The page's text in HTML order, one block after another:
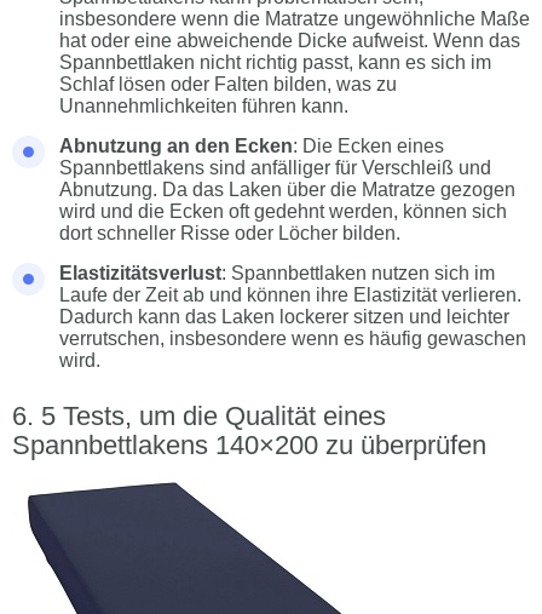
insbesondere wenn die Matratze ungewöhnliche Maße
hat oder eine abweichende Dicke aufweist. Wenn das
Spannbettlaken nicht richtig passt, kann es sich im
Schlaf lösen oder Falten bilden, was zu
Unannehmlichkeiten führen kann.
Abnutzung an den Ecken: Die Ecken eines
Spannbettlakens sind anfälliger für Verschleiß und
Abnutzung. Da das Laken über die Matratze gezogen
wird und die Ecken oft gedehnt werden, können sich
dort schneller Risse oder Löcher bilden.
Elastizitätsverlust: Spannbettlaken nutzen sich im
Laufe der Zeit ab und können ihre Elastizität verlieren.
Dadurch kann das Laken lockerer sitzen und leichter
verrutschen, insbesondere wenn es häufig gewaschen
wird.
5 Tests, um die Qualität eines
Spannbettlakens 140×200 zu überprüfen